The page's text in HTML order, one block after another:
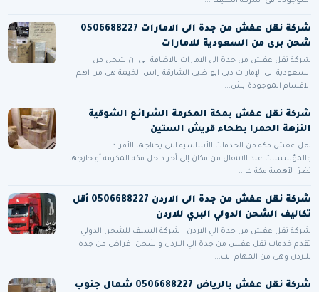
شركة نقل عفش من جدة الى الامارات 0506688227
شحن برى من السعودية للامارات
شركة نقل عفش من جدة الى الامارات بالاضافة الى ان شحن من
السعودية الى الإمارات دبى ابو ظبى الشارقة راس الخيمة هى من اهم
الاقسام الموجودة بش...
شركة نقل عفش بمكة المكرمة الشرائع الشوقية
النزهة الحمرا بطحاء قريش الستين
نقل عفش مكة من الخدمات الأساسية التي يحتاجها الأفراد
والمؤسسات عند الانتقال من مكان إلى آخر داخل مكة المكرمة أو خارجها.
نظرًا لأهمية مكة ك...
شركة نقل عفش من جدة الى الاردن 0506688227 أقل
تكاليف الشحن الدولي البري للاردن
شركة نقل عفش من جدة الي الاردن شركة السيف للشحن الدولي
تقدم خدمات نقل عفش من جدة الي الاردن و شحن اغراض من جده
للاردن وهى من المهام الت...
شركة نقل عفش بالرياض 0506688227 شمال جنوب